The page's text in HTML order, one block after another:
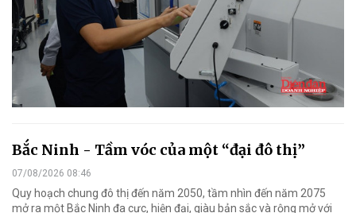
Bắc Ninh - Tầm vóc của một “đại đô thị”
07/08/2026 08:46
Quy hoạch chung đô thị đến năm 2050, tầm nhìn đến năm 2075
mở ra một Bắc Ninh đa cực, hiện đại, giàu bản sắc và rộng mở với